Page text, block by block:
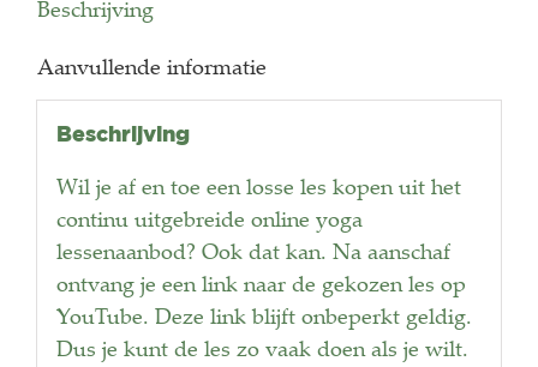
Beschrijving
Aanvullende informatie
Beschrijving
Wil je af en toe een losse les kopen uit het
continu uitgebreide online yoga
lessenaanbod? Ook dat kan. Na aanschaf
ontvang je een link naar de gekozen les op
YouTube. Deze link blijft onbeperkt geldig.
Dus je kunt de les zo vaak doen als je wilt.